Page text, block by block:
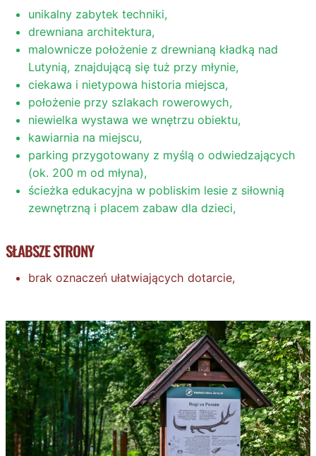
unikalny zabytek techniki,
drewniana architektura,
malownicze położenie z drewnianą kładką nad
Lutynią, znajdującą się tuż przy młynie,
ciekawa i nietypowa historia miejsca,
położenie przy szlakach rowerowych,
niewielka wystawa we wnętrzu obiektu,
kawiarnia na miejscu,
parking przygotowany z myślą o odwiedzających
(ok. 200 m od młyna),
ścieżka edukacyjna w pobliskim lesie z siłownią
zewnętrzną i placem zabaw dla dzieci,
SŁABSZE STRONY
brak oznaczeń ułatwiających dotarcie,